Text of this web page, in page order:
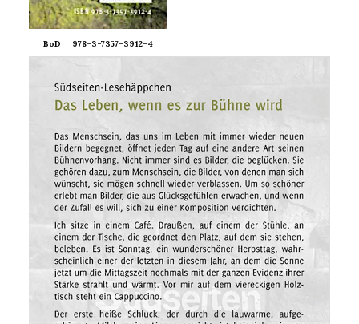
BoD _ 978-3-7357-3912-4